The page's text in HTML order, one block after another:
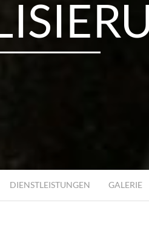
DIENSTLEISTUNGEN GALERIE